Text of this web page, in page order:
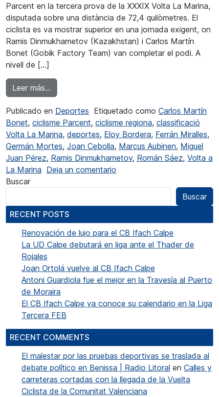
Parcent en la tercera prova de la XXXIX Volta La Marina,
disputada sobre una distància de 72,4 quilòmetres. El
ciclista es va mostrar superior en una jornada exigent, on
Ramis Dinmukhametov (Kazakhstan) i Carlos Martín
Bonet (Gobik Factory Team) van completar el podi. A
nivell de […]
Leer más…
Publicado en Deportes Etiquetado como Carlos Martín
Bonet, ciclisme Parcent, ciclisme regiona, classificació
Volta La Marina, deportes, Eloy Bordera, Ferrán Miralles,
Germán Mortes, Joan Cebolla, Marcus Aubinen, Miguel
Juan Pérez, Ramis Dinmukhametov, Román Sáez, Volta a
La Marina Deja un comentario
Buscar
Buscar
RECENT POSTS
Renovación de lujo para el CB Ifach Calpe
La UD Calpe debutará en liga ante el Thader de
Rojales
Joan Ortolá vuelve al CB Ifach Calpe
Antoni Guardiola fue el mejor en la Travesía al Puerto
de Moraira
El CB Ifach Calpe ya conoce su calendario en la Liga
Tercera FEB
RECENT COMMENTS
El malestar por las pruebas deportivas se traslada al
debate político en Benissa | Radio Litoral en Calles y
carreteras cortadas con la llegada de la Vuelta
Ciclista de la Comunitat Valenciana